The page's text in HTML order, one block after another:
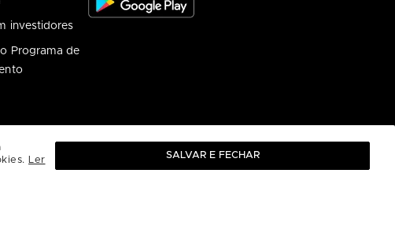
investidores
Programa de
Ler
SALVAR E FECHAR